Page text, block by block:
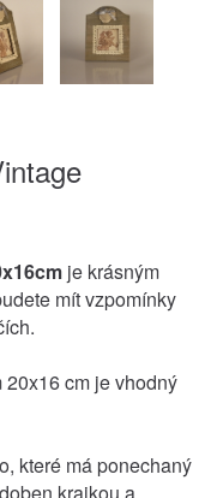
je krásným
mít vzpomínky
20x16 cm je vhodný
které má ponechaný